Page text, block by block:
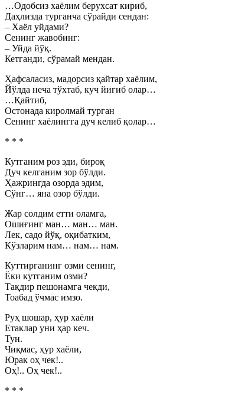
…Одобсиз хаёлим берухсат кириб,
Даҳлизда турганча сўрайди сендан:
– Хаёл уйдами?
Сенинг жавобинг:
– Уйда йўқ.
Кетганди, сўрамай мендан.
Ҳафсаласиз, мадорсиз қайтар хаёлим,
Йўлда неча тўхтаб, куч йиғиб олар…
…Қайтиб,
Остонада киролмай турган
Сенинг хаёлингга дуч келиб қолар…
* * *
Кутганим роз эди, бироқ
Дуч келганим зор бўлди.
Ҳажрингда озорда эдим,
Сўнг… яна озор бўлди.
Жар солдим етти оламга,
Ошиғинг ман… ман… ман.
Лек, садо йўқ, оқибатким,
Кўзларим нам… нам… нам.
Куттирганинг озми сенинг,
Ёки кутганим озми?
Тақдир пешонамга чекди,
Тоабад ўчмас имзо.
Руҳ шошар, ҳур хаёли
Етаклар уни ҳар кеч.
Тун.
Чиқмас, ҳур хаёли,
Юрак оҳ чек!..
Оҳ!.. Оҳ чек!..
* * *